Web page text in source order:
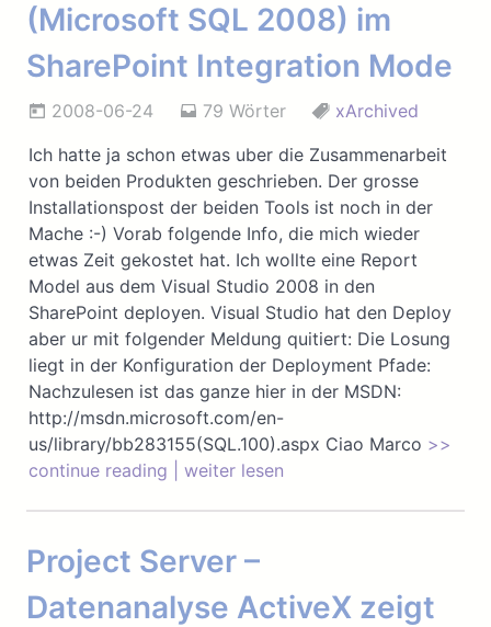
(Microsoft SQL 2008) im
SharePoint Integration Mode
2008-06-24 79 Wörter
xArchived
Ich hatte ja schon etwas uber die Zusammenarbeit
von beiden Produkten geschrieben. Der grosse
Installationspost der beiden Tools ist noch in der
Mache :-) Vorab folgende Info, die mich wieder
etwas Zeit gekostet hat. Ich wollte eine Report
Model aus dem Visual Studio 2008 in den
SharePoint deployen. Visual Studio hat den Deploy
aber ur mit folgender Meldung quitiert: Die Losung
liegt in der Konfiguration der Deployment Pfade:
Nachzulesen ist das ganze hier in der MSDN:
http://msdn.microsoft.com/en-
us/library/bb283155(SQL.100).aspx Ciao Marco >>
continue reading | weiter lesen
Project Server –
Datenanalyse ActiveX zeigt